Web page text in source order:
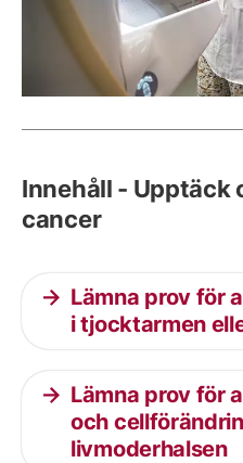
Innehåll - Upptäck
cancer
Lämna prov för
i tjocktarmen
Lämna prov för
och
livmoderhalsen